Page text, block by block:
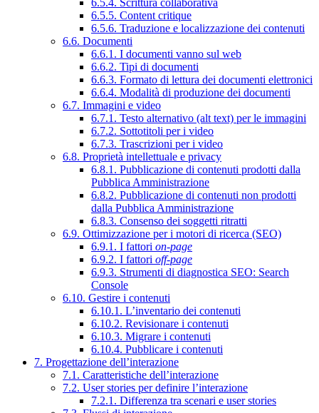
6.5.5. Content critique
6.5.6. Traduzione e localizzazione dei contenuti
6.6. Documenti
6.6.1. I documenti vanno sul web
6.6.2. Tipi di documenti
6.6.3. Formato di lettura dei documenti elettronici
6.6.4. Modalità di produzione dei documenti
6.7. Immagini e video
6.7.1. Testo alternativo (alt text) per le immagini
6.7.2. Sottotitoli per i video
6.7.3. Trascrizioni per i video
6.8. Proprietà intellettuale e privacy
6.8.1. Pubblicazione di contenuti prodotti dalla
Pubblica Amministrazione
6.8.2. Pubblicazione di contenuti non prodotti
dalla Pubblica Amministrazione
6.8.3. Consenso dei soggetti ritratti
6.9. Ottimizzazione per i motori di ricerca (SEO)
6.9.1. I fattori on-page
6.9.2. I fattori off-page
6.9.3. Strumenti di diagnostica SEO: Search
Console
6.10. Gestire i contenuti
6.10.1. L’inventario dei contenuti
6.10.2. Revisionare i contenuti
6.10.3. Migrare i contenuti
6.10.4. Pubblicare i contenuti
7. Progettazione dell’interazione
7.1. Caratteristiche dell’interazione
7.2. User stories per definire l’interazione
7.2.1. Differenza tra scenari e user stories